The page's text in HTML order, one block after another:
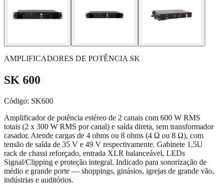
AMPLIFICADORES DE POTÊNCIA SK
SK 600
Código: SK600
Amplificador de potência estéreo de 2 canais com 600 W RMS
totais (2 x 300 W RMS por canal) e saída direta, sem transformador
casador. Atende cargas de 4 ohms ou 8 ohms (4 Ω ou 8 Ω), com
tensão de saída de 35 V e 49 V respectivamente. Gabinete 1,5U
rack de chassi reforçado, entrada XLR balanceável, LEDs
Signal/Clipping e proteção integral. Indicado para sonorização de
médio e grande porte — shoppings, ginásios, igrejas de grande vão,
indústrias e auditórios.